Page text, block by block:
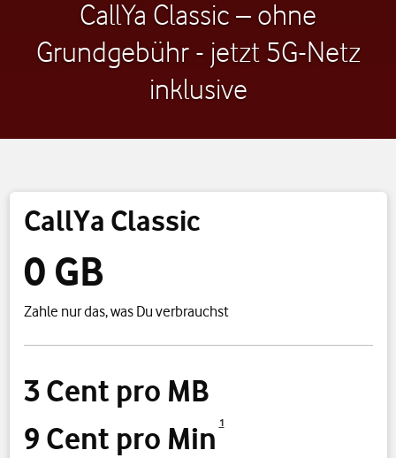
CallYa Classic – ohne
Grundgebühr - jetzt 5G-Netz
inklusive
CallYa Classic
0 GB
Zahle nur das, was Du verbrauchst
3 Cent pro MB
9 Cent pro Min 1